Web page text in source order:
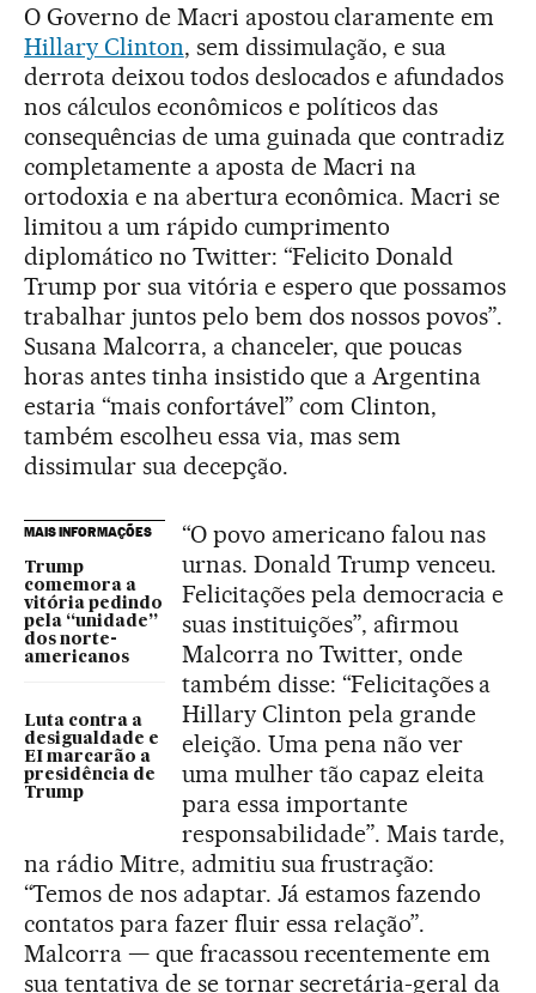
O Governo de Macri apostou claramente em
Hillary Clinton, sem dissimulação, e sua
derrota deixou todos deslocados e afundados
nos cálculos econômicos e políticos das
consequências de uma guinada que contradiz
completamente a aposta de Macri na
ortodoxia e na abertura econômica. Macri se
limitou a um rápido cumprimento
diplomático no Twitter: “Felicito Donald
Trump por sua vitória e espero que possamos
trabalhar juntos pelo bem dos nossos povos”.
Susana Malcorra, a chanceler, que poucas
horas antes tinha insistido que a Argentina
estaria “mais confortável” com Clinton,
também escolheu essa via, mas sem
dissimular sua decepção.
MAIS INFORMAÇÕES
Trump
comemora a
vitória pedindo
pela “unidade”
dos norte-
americanos
Luta contra a
desigualdade e
EI marcarão a
presidência de
Trump
“O povo americano falou nas
urnas. Donald Trump venceu.
Felicitações pela democracia e
suas instituições”, afirmou
Malcorra no Twitter, onde
também disse: “Felicitações a
Hillary Clinton pela grande
eleição. Uma pena não ver
uma mulher tão capaz eleita
para essa importante
responsabilidade”. Mais tarde,
na rádio Mitre, admitiu sua frustração:
“Temos de nos adaptar. Já estamos fazendo
contatos para fazer fluir essa relação”.
Malcorra — que fracassou recentemente em
sua tentativa de se tornar secretária-geral da